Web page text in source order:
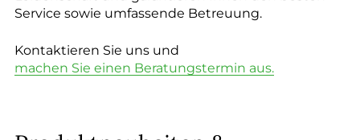
Service sowie umfassende Betreuung.
Kontaktieren Sie uns und
machen Sie einen Beratungstermin aus.